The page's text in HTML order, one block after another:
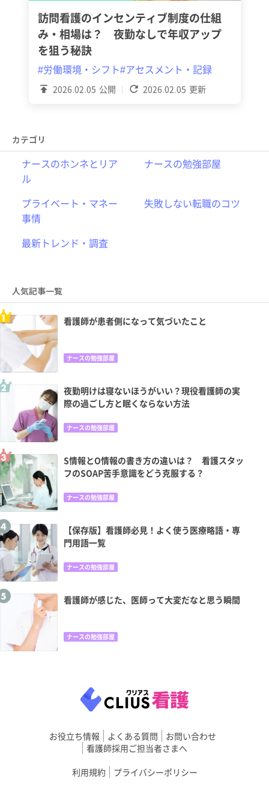
2026.02.05 公開 2026.02.05 更新
訪問看護のインセンティブ制度の仕組
み・相場は？ 夜勤なしで年収アップ
を狙う秘訣
#労働環境・シフト#アセスメント・記録
カテゴリ
ナースのホンネとリア
ル
ナースの勉強部屋
プライベート・マネー
事情
失敗しない転職のコツ
最新トレンド・調査
人気記事一覧
看護師が患者側になって気づいたこと
ナースの勉強部屋
夜勤明けは寝ないほうがいい？現役看護師の実
際の過ごし方と眠くならない方法
ナースの勉強部屋
S情報とO情報の書き方の違いは？ 看護スタッ
フのSOAP苦手意識をどう克服する？
ナースの勉強部屋
【保存版】看護師必見！よく使う医療略語・専
門用語一覧
ナースの勉強部屋
看護師が感じた、医師って大変だなと思う瞬間
ナースの勉強部屋
お役立ち情報 よくある質問
お問い合わせ
看護師採用ご担当者さまへ
利用規約
プライバシーポリシー